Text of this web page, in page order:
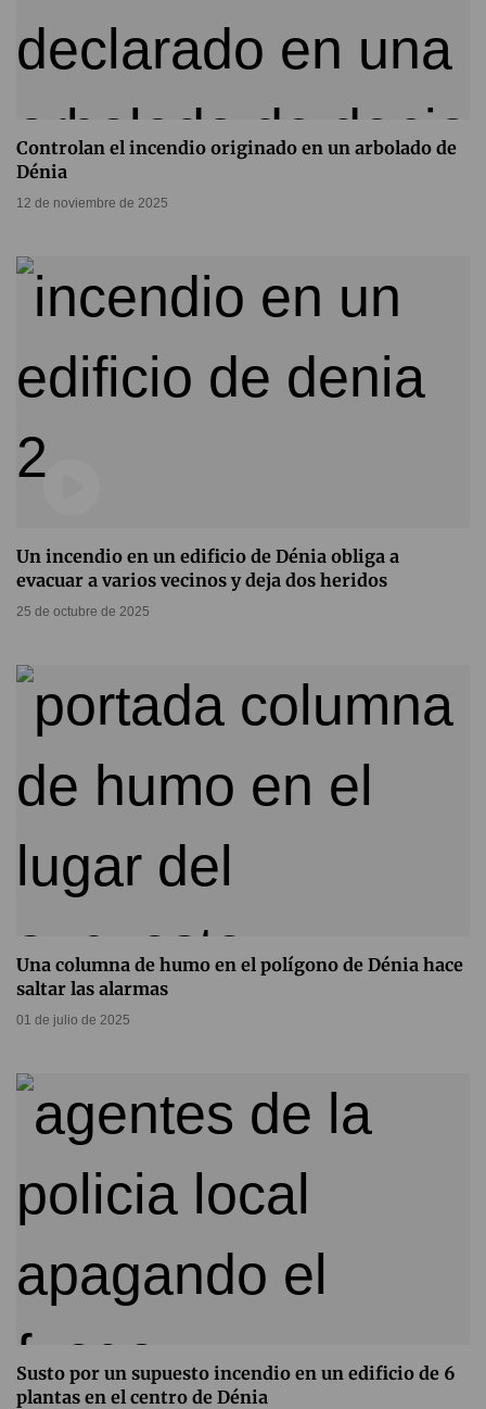
Controlan el incendio originado en un arbolado de
Dénia
12 de noviembre de 2025
Un incendio en un edificio de Dénia obliga a
evacuar a varios vecinos y deja dos heridos
25 de octubre de 2025
Una columna de humo en el polígono de Dénia hace
saltar las alarmas
01 de julio de 2025
Susto por un supuesto incendio en un edificio de 6
plantas en el centro de Dénia